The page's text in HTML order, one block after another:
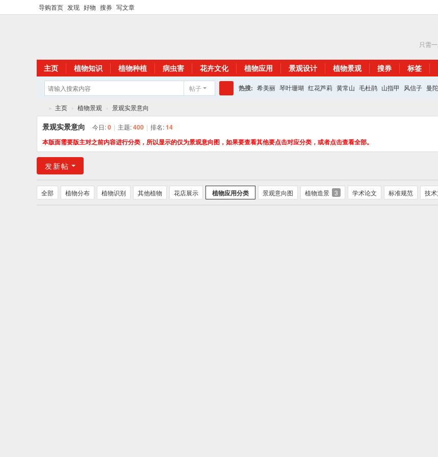
导购首页 发现 好物 搜券 写文章
只需
主页 植物知识 植物种植 病虫害 花卉文化 植物应用 景观设计 植物景观 搜券 标签
帖子
索
热搜: 希美丽 琴叶珊瑚 红花芦莉 黄常山 毛杜鹃 山指甲 风信子 曼
花
植
» 主页 › 植物景观 › 景观实景意向
景观实景意向 今日:0 | 主题:400 | 排名:14
本版面需要版主对之前内容进行分类，所以显示的仅为景观意向图，如果要查看其他要点击对应分类，或者点击查看全部。
发新帖
全部 植物分布 植物识别 其他植物 花店展示 植物应用分类 景观意向图 植物造景 3 学术论文 标准规范 技